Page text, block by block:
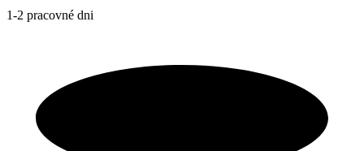
1-2 pracovné dni